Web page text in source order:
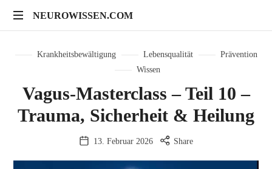
NEUROWISSEN.COM
NEUROWISSEN.COM
für
Training
neuropsychologische
Krankheitsbewältigung Lebensqualität
Prävention
Wissen
Vagus-Masterclass – Teil 10 –
Trauma, Sicherheit & Heilung
13. Februar 2026 Share